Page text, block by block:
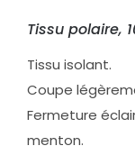
Tissu polaire,
Tissu isolant.
Coupe
Fermeture
menton.